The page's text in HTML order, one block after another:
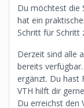
Du möchtest die
hat ein
Schritt für Schritt
Derzeit sind alle
bereits
ergänzt. Du hast
VTH hilft dir
Du erreichst den